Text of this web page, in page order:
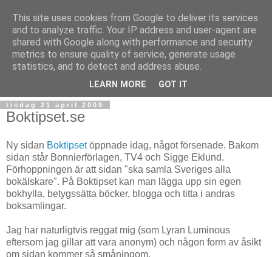
tisdag 21 april 2009
Boktipset.se
Ny sidan Boktipsetöppnade idag, något försenade. Bakom
sidan står Bonnierförlagen, TV4 och Sigge Eklund.
Förhoppningen är att sidan "ska samla Sveriges alla
bokälskare". På Boktipset kan man lägga upp sin egen
bokhylla, betygssätta böcker, blogga och titta i andras
boksamlingar.
Jag har naturligtvis reggat mig (som Lyran Luminous
eftersom jag gillar att vara anonym) och någon form av åsikt
om sidan kommer så småningom.
This site uses cookies from Google to deliver its services
and to analyze traffic. Your IP address and user-agent are
shared with Google along with performance and security
metrics to ensure quality of service, generate usage
statistics, and to detect and address abuse.
LEARN MORE GOT IT